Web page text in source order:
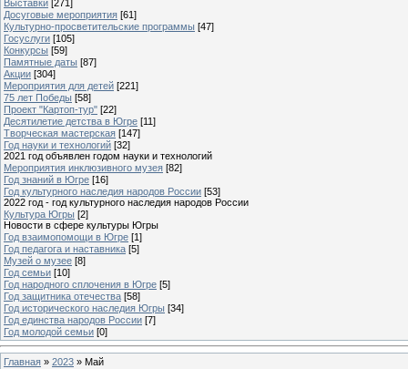
Выставки [271]
Досуговые мероприятия [61]
Культурно-просветительские программы [47]
Госуслуги [105]
Конкурсы [59]
Памятные даты [87]
Акции [304]
Мероприятия для детей [221]
75 лет Победы [58]
Проект "Картоп-тур" [22]
Десятилетие детства в Югре [11]
Творческая мастерская [147]
Год науки и технологий [32]
2021 год объявлен годом науки и технологий
Мероприятия инклюзивного музея [82]
Год знаний в Югре [16]
Год культурного наследия народов России [53]
2022 год - год культурного наследия народов России
Культура Югры [2]
Новости в сфере культуры Югры
Год взаимопомощи в Югре [1]
Год педагога и наставника [5]
Музей о музее [8]
Год семьи [10]
Год народного сплочения в Югре [5]
Год защитника отечества [58]
Год исторического наследия Югры [34]
Год единства народов России [7]
Год молодой семьи [0]
Главная » 2023 » Май